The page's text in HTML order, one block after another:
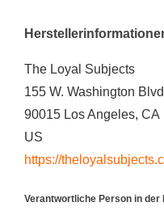
The Loyal Subjects
155 W. Washington
90015 Los Angeles, CA
US
https://
Verantwortliche Person in der